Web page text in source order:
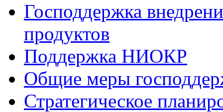
Господдержка
продуктов
Поддержка НИОКР
Общие меры
Стратегическое